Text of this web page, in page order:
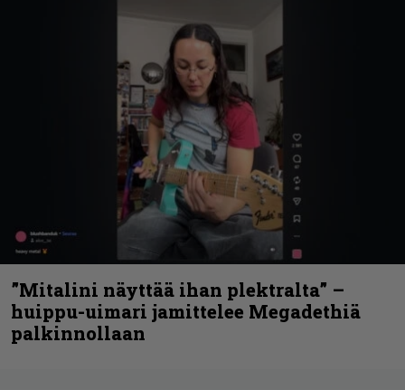
”Mitalini näyttää ihan plektralta” –
huippu-uimari jamittelee Megadethiä
palkinnollaan